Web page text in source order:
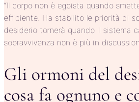
“Il corpo non è egoista quando
efficiente. Ha stabilito le priorità di
desiderio tornerà quando il sistema
sopravvivenza non è più in
Gli ormoni del
cosa fa ognuno e